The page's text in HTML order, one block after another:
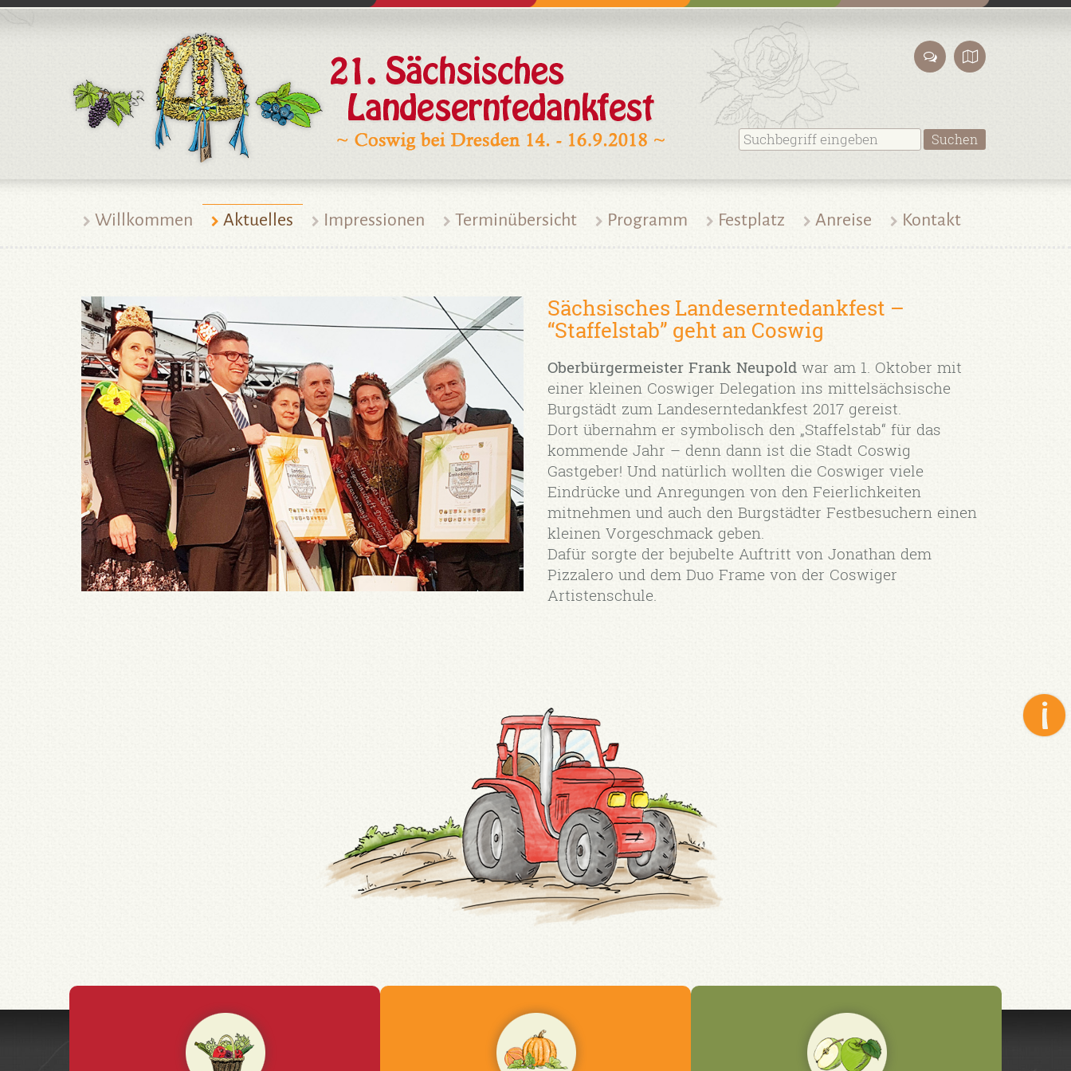
Willkommen Aktuelles Impressionen Terminübersicht Programm Festplatz Anreise Kontakt
Sächsisches Landeserntedankfest –
“Staffelstab” geht an Coswig
Oberbürgermeister Frank Neupold war am 1. Oktober mit
einer kleinen Coswiger Delegation ins mittelsächsische
Burgstädt zum Landeserntedankfest 2017 gereist.
Dort übernahm er symbolisch den „Staffelstab“ für das
kommende Jahr – denn dann ist die Stadt Coswig
Gastgeber! Und natürlich wollten die Coswiger viele
Eindrücke und Anregungen von den Feierlichkeiten
mitnehmen und auch den Burgstädter Festbesuchern einen
kleinen Vorgeschmack geben.
Dafür sorgte der bejubelte Auftritt von Jonathan dem
Pizzalero und dem Duo Frame von der Coswiger
Artistenschule.